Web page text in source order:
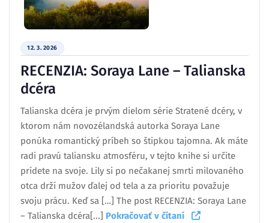
12. 3. 2026
RECENZIA: Soraya Lane – Talianska
dcéra
Talianska dcéra je prvým dielom série Stratené dcéry, v
ktorom nám novozélandská autorka Soraya Lane
ponúka romantický príbeh so štipkou tajomna. Ak máte
radi pravú taliansku atmosféru, v tejto knihe si určite
prídete na svoje. Lily si po nečakanej smrti milovaného
otca drží mužov ďalej od tela a za prioritu považuje
svoju prácu. Keď sa […] The post RECENZIA: Soraya Lane
– Talianska dcéra[...] Pokračovať v čítaní